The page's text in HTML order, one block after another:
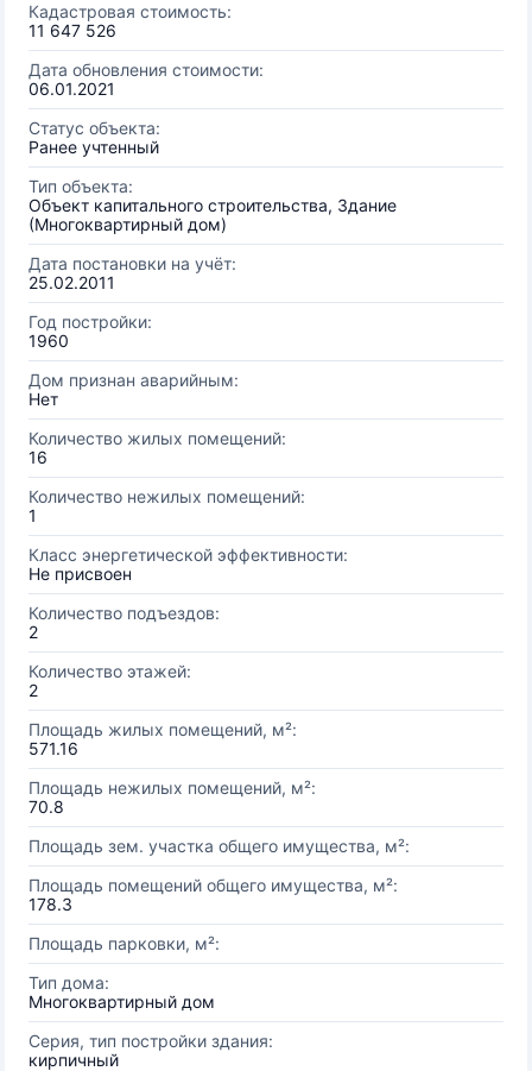
Кадастровая стоимость:
11 647 526
Дата обновления стоимости:
06.01.2021
Статус объекта:
Ранее учтенный
Тип объекта:
Объект капитального строительства, Здание
(Многоквартирный дом)
Дата постановки на учёт:
25.02.2011
Год постройки:
1960
Дом признан аварийным:
Нет
Количество жилых помещений:
16
Количество нежилых помещений:
1
Класс энергетической эффективности:
Не присвоен
Количество подъездов:
2
Количество этажей:
2
Площадь жилых помещений, м²:
571.16
Площадь нежилых помещений, м²:
70.8
Площадь зем. участка общего имущества, м²:
Площадь помещений общего имущества, м²:
178.3
Площадь парковки, м²:
Тип дома:
Многоквартирный дом
Серия, тип постройки здания:
кирпичный